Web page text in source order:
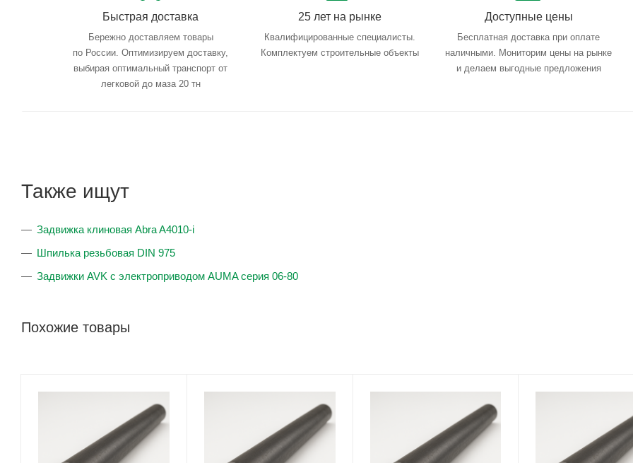
Быстрая доставка
Бережно доставляем товары
по России. Оптимизируем доставку,
выбирая оптимальный транспорт от
легковой до маза 20 тн
25 лет на рынке
Квалифицированные специалисты.
Комплектуем строительные объекты
Доступные цены
Бесплатная доставка при оплате
наличными. Мониторим цены на рынке
и делаем выгодные предложения
Также ищут
Задвижка клиновая Abra A4010-i
Шпилька резьбовая DIN 975
Задвижки AVK с электроприводом AUMA серия 06-80
Похожие товары